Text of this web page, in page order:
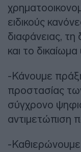
ειδικούς
διαφάνειας,
και το
-Κάνουμε
προστασίας
σύγχρονο
αντιμετώπιση
-